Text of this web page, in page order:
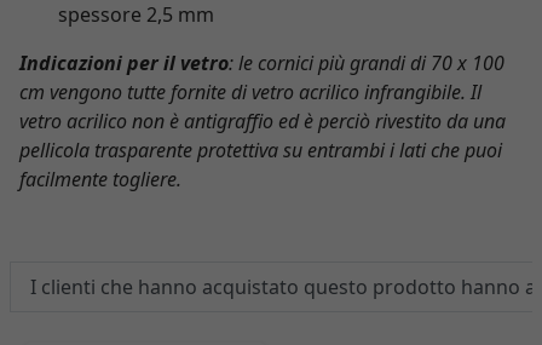
spessore 2,5 mm
Indicazioni per il vetro: le cornici più grandi di 70 x 100
cm vengono tutte fornite di vetro acrilico infrangibile. Il
vetro acrilico non è antigraffio ed è perciò rivestito da una
pellicola trasparente protettiva su entrambi i lati che puoi
facilmente togliere.
I clienti che hanno acquistato questo prodotto hanno